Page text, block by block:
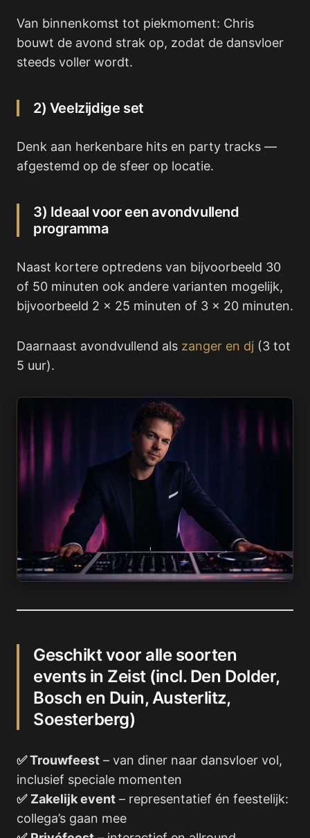
Van binnenkomst tot piekmoment: Chris
bouwt de avond strak op, zodat de dansvloer
steeds voller wordt.
2) Veelzijdige set
Denk aan herkenbare hits en party tracks —
afgestemd op de sfeer op locatie.
3) Ideaal voor een avondvullend
programma
Naast kortere optredens van bijvoorbeeld 30
of 50 minuten ook andere varianten mogelijk,
bijvoorbeeld 2 x 25 minuten of 3 x 20 minuten.
Daarnaast avondvullend als zanger en dj (3 tot
5 uur).
Geschikt voor alle soorten
events in Zeist (incl. Den Dolder,
Bosch en Duin, Austerlitz,
Soesterberg)
✅ Trouwfeest – van diner naar dansvloer vol,
inclusief speciale momenten
✅ Zakelijk event – representatief én feestelijk:
collega’s gaan mee